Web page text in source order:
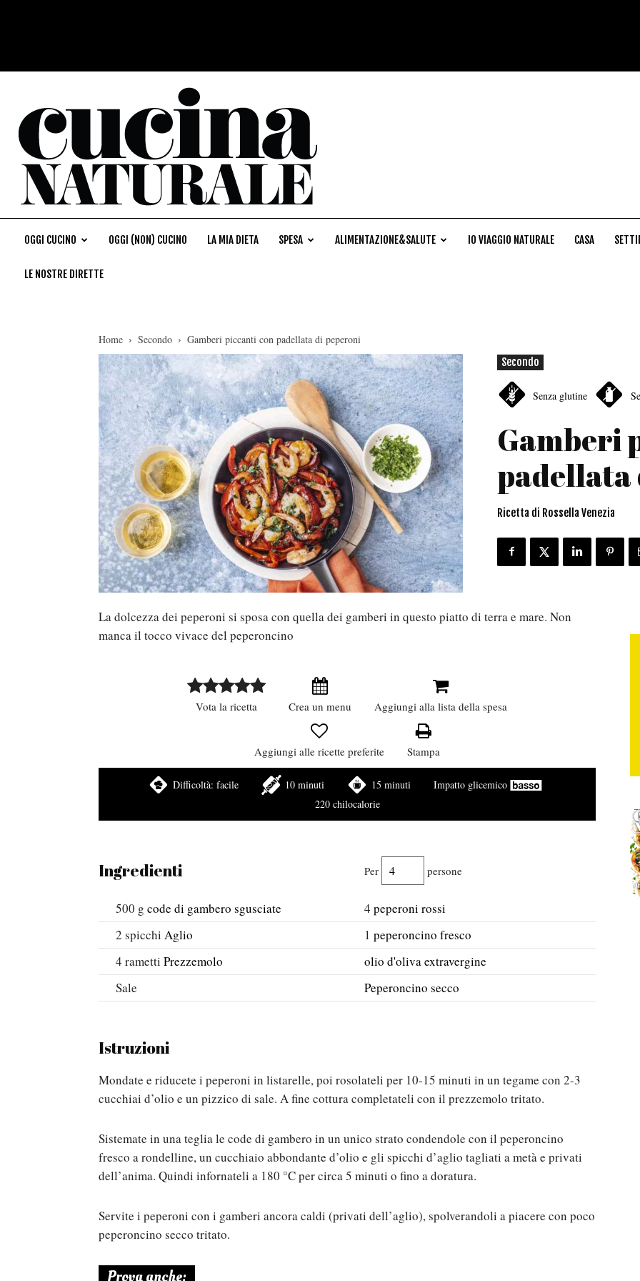
OGGI CUCINO OGGI (NON) CUCINO LA MIA DIETA SPESA ALIMENTAZIONE&SALUTE IO VIAGGIO NATURALE CASA
LE NOSTRE DIRETTE
Home Secondo
Gamberi piccanti con padellata di peperoni
Secondo
Senza glutine
Gamberi
padellata
Ricetta di Rossella Venezia
La dolcezza dei peperoni si sposa con quella dei gamberi in questo piatto di terra e mare. Non
manca il tocco vivace del peperoncino
Vota la ricetta Crea un menu Aggiungi alla lista della spesa
Aggiungi alle ricette preferite Stampa
Difficoltà: facile 10 minuti 15 minuti
Impatto glicemico
220 chilocalorie
Ingredienti Per persone
500 g code di gambero sgusciate 4 peperoni rossi
2 spicchi Aglio 1 peperoncino fresco
4 rametti Prezzemolo
olio d'oliva extravergine
Sale
Peperoncino secco
Istruzioni
Mondate e riducete i peperoni in listarelle, poi rosolateli per 10-15 minuti in un tegame con 2-3
cucchiai d’olio e un pizzico di sale. A fine cottura completateli con il prezzemolo tritato.
Sistemate in una teglia le code di gambero in un unico strato condendole con il peperoncino
fresco a rondelline, un cucchiaio abbondante d’olio e gli spicchi d’aglio tagliati a metà e privati
dell’anima. Quindi infornateli a 180 °C per circa 5 minuti o fino a doratura.
Servite i peperoni con i gamberi ancora caldi (privati dell’aglio), spolverandoli a piacere con poco
peperoncino secco tritato.